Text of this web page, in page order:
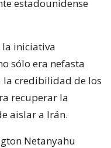
estadounidense
la iniciativa
sólo era nefasta
la credibilidad de los
recuperar la
aislar a Irán.
Netanyahu